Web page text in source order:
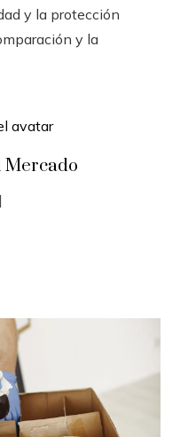
y la protección
y la
Mercado